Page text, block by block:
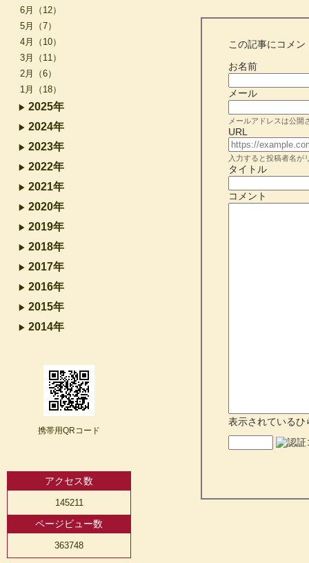
この記事にコメン
お名前
メール
メールアドレスは公開
URL
入力すると投稿者名が
タイトル
コメント
表示されているひ
6月（12）
5月（7）
4月（10）
3月（11）
2月（6）
1月（18）
2025年
2024年
2023年
2022年
2021年
2020年
2019年
2018年
2017年
2016年
2015年
2014年
携帯用QRコード
アクセス数
145211
ページビュー数
363748